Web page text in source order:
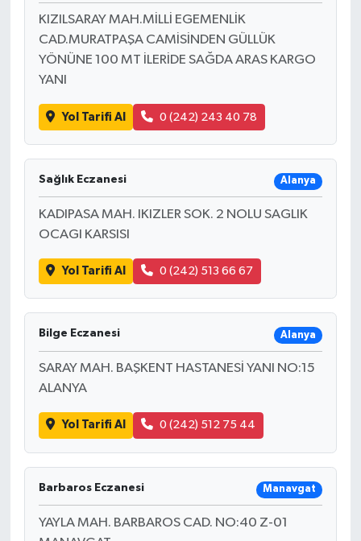
KIZILSARAY MAH.MİLLİ EGEMENLİK
CAD.MURATPAŞA CAMİSİNDEN GÜLLÜK
YÖNÜNE 100 MT İLERİDE SAĞDA ARAS KARGO
YANI
Yol Tarifi Al 0 (242) 243 40 78
Sağlık Eczanesi Alanya
KADIPASA MAH. IKIZLER SOK. 2 NOLU SAGLIK
OCAGI KARSISI
Yol Tarifi Al 0 (242) 513 66 67
Bilge Eczanesi Alanya
SARAY MAH. BAŞKENT HASTANESİ YANI NO:15
ALANYA
Yol Tarifi Al 0 (242) 512 75 44
Barbaros Eczanesi Manavgat
YAYLA MAH. BARBAROS CAD. NO:40 Z-01